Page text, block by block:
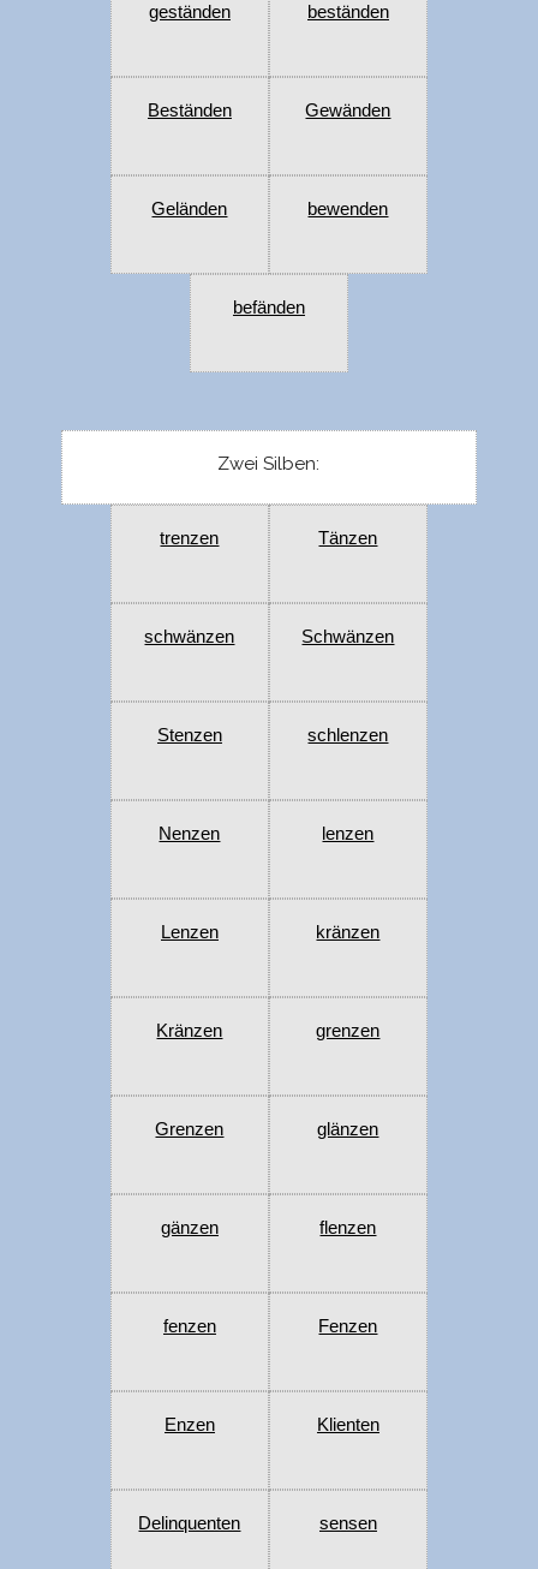
geständen beständen
Beständen Gewänden
Geländen bewenden
befänden
Zwei Silben:
trenzen Tänzen
schwänzen Schwänzen
Stenzen schlenzen
Nenzen lenzen
Lenzen kränzen
Kränzen grenzen
Grenzen glänzen
gänzen flenzen
fenzen Fenzen
Enzen Klienten
Delinquenten sensen